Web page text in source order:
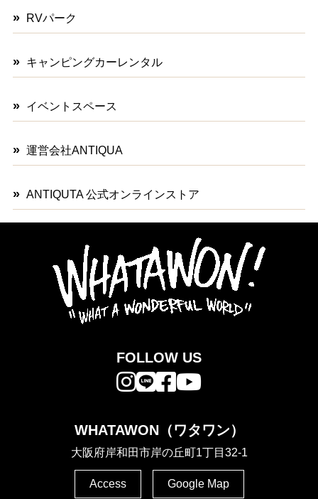
RVパーク
キャンピングカーレンタル
イベントスペース
運営会社ANTIQUA
ANTIQUTA 公式オンラインストア
FOLLOW US
WHATAWON（ワタワン）
大阪府岸和田市岸の丘町1丁目32-1
Access Google Map